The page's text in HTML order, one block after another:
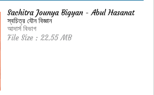
Sachitra Jounya Bigyan - Abul Hasanat
স্বচিত্র যৌন বিজ্ঞান
আদার্স বিভাগ
File Size : 22.55 MB